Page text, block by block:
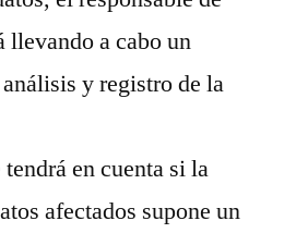
llevando a cabo un
y registro de la
en cuenta si la
afectados supone un